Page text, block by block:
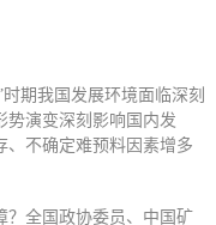
期我国发展环境面临深刻
势演变深刻影响国内发
、不确定难预料因素增多
？全国政协委员、中国矿